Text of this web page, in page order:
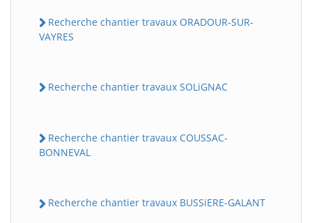
Recherche chantier travaux ORADOUR-SUR-
VAYRES
Recherche chantier travaux SOLiGNAC
Recherche chantier travaux COUSSAC-
BONNEVAL
Recherche chantier travaux BUSSiERE-GALANT